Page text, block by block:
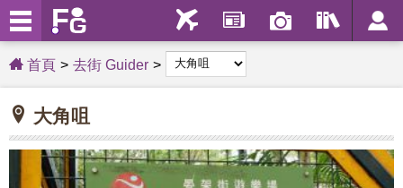
首頁 去街 Guider
大角咀